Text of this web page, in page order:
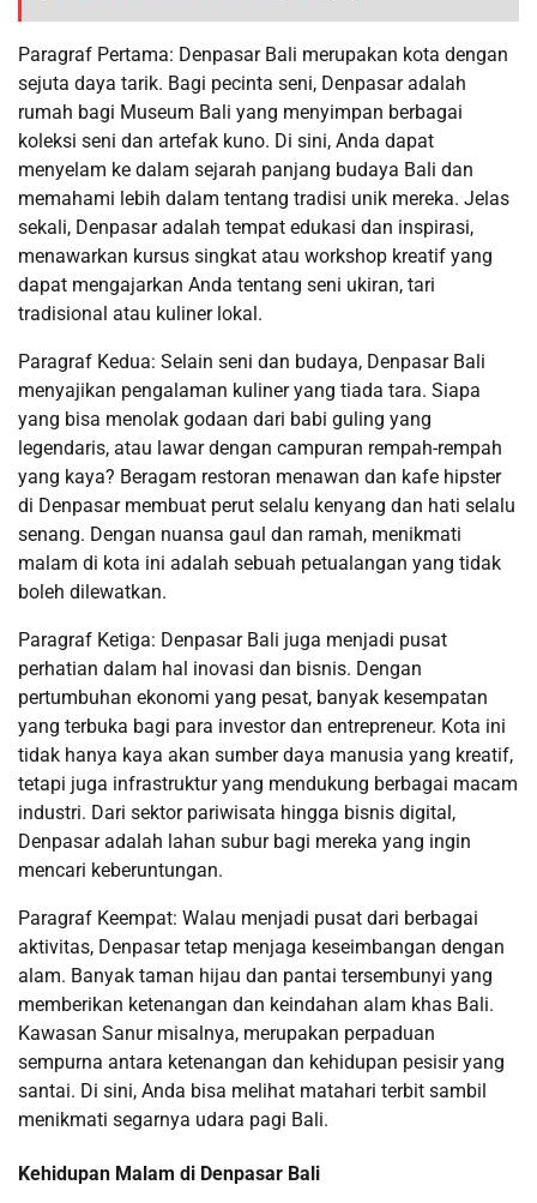
Paragraf Pertama: Denpasar Bali merupakan kota dengan
sejuta daya tarik. Bagi pecinta seni, Denpasar adalah
rumah bagi Museum Bali yang menyimpan berbagai
koleksi seni dan artefak kuno. Di sini, Anda dapat
menyelam ke dalam sejarah panjang budaya Bali dan
memahami lebih dalam tentang tradisi unik mereka. Jelas
sekali, Denpasar adalah tempat edukasi dan inspirasi,
menawarkan kursus singkat atau workshop kreatif yang
dapat mengajarkan Anda tentang seni ukiran, tari
tradisional atau kuliner lokal.
Paragraf Kedua: Selain seni dan budaya, Denpasar Bali
menyajikan pengalaman kuliner yang tiada tara. Siapa
yang bisa menolak godaan dari babi guling yang
legendaris, atau lawar dengan campuran rempah-rempah
yang kaya? Beragam restoran menawan dan kafe hipster
di Denpasar membuat perut selalu kenyang dan hati selalu
senang. Dengan nuansa gaul dan ramah, menikmati
malam di kota ini adalah sebuah petualangan yang tidak
boleh dilewatkan.
Paragraf Ketiga: Denpasar Bali juga menjadi pusat
perhatian dalam hal inovasi dan bisnis. Dengan
pertumbuhan ekonomi yang pesat, banyak kesempatan
yang terbuka bagi para investor dan entrepreneur. Kota ini
tidak hanya kaya akan sumber daya manusia yang kreatif,
tetapi juga infrastruktur yang mendukung berbagai macam
industri. Dari sektor pariwisata hingga bisnis digital,
Denpasar adalah lahan subur bagi mereka yang ingin
mencari keberuntungan.
Paragraf Keempat: Walau menjadi pusat dari berbagai
aktivitas, Denpasar tetap menjaga keseimbangan dengan
alam. Banyak taman hijau dan pantai tersembunyi yang
memberikan ketenangan dan keindahan alam khas Bali.
Kawasan Sanur misalnya, merupakan perpaduan
sempurna antara ketenangan dan kehidupan pesisir yang
santai. Di sini, Anda bisa melihat matahari terbit sambil
menikmati segarnya udara pagi Bali.
Kehidupan Malam di Denpasar Bali